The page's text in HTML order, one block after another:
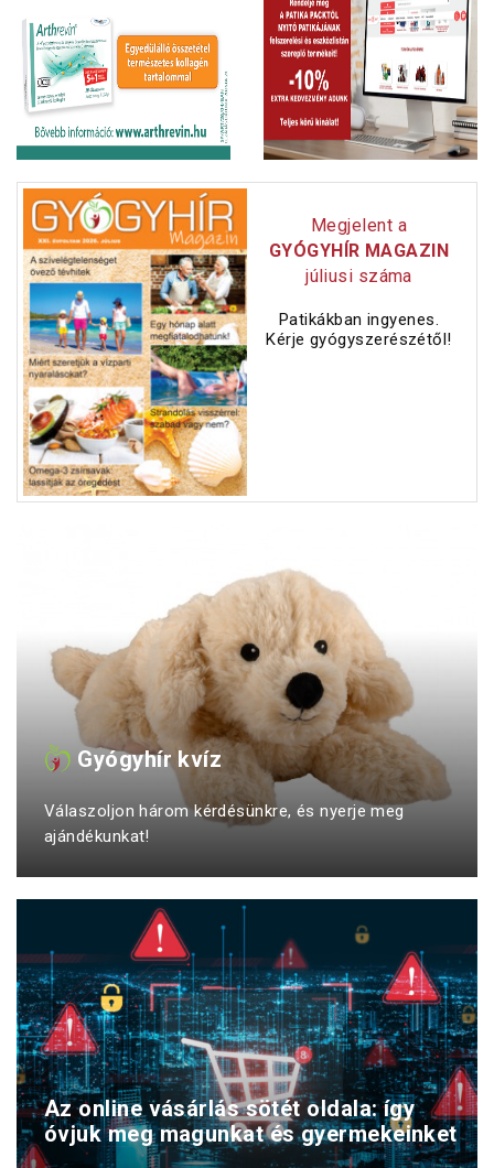
Megjelent a
GYÓGYHÍR MAGAZIN
júliusi száma
Patikákban ingyenes.
Kérje gyógyszerészétől!
Gyógyhír kvíz
Válaszoljon három kérdésünkre, és nyerje meg
ajándékunkat!
Az online vásárlás sötét oldala: így
óvjuk meg magunkat és gyermekeinket